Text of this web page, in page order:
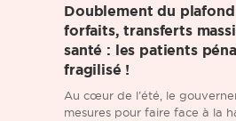
Doublement du
forfaits, transferts
santé : les patients
fragilisé !
Au cœur de l’été, le
mesures pour faire face à la